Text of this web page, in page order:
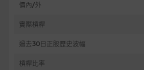
價內/外
實際槓桿
過去30日正股歷史波幅
槓桿比率